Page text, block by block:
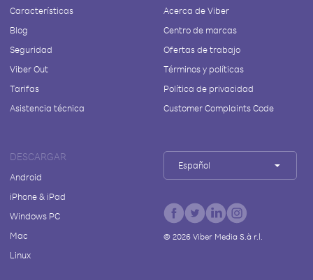
Características
Blog
Seguridad
Viber Out
Tarifas
Asistencia técnica
Acerca de Viber
Centro de marcas
Ofertas de trabajo
Términos y políticas
Política de privacidad
Customer Complaints Code
DESCARGAR
Android
iPhone & iPad
Windows PC
Mac
Linux
Español
© 2026Viber Media S.à r.l.